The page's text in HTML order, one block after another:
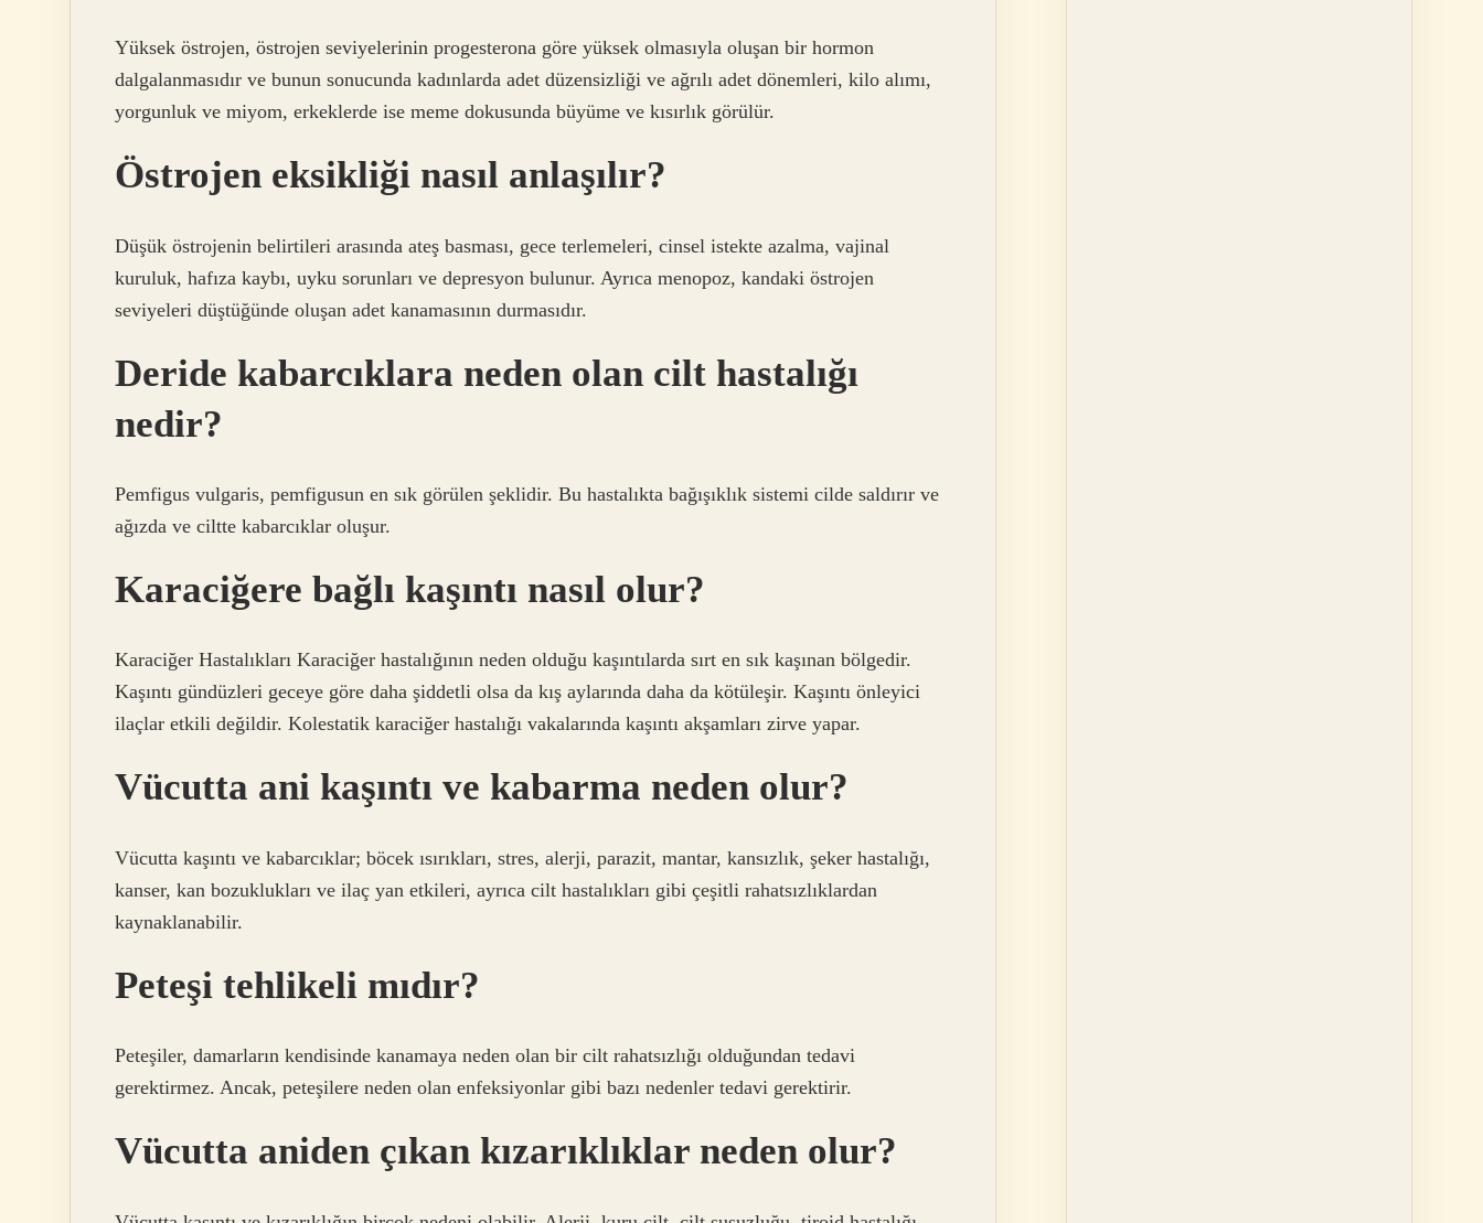
Yüksek östrojen, östrojen seviyelerinin progesterona göre yüksek olmasıyla oluşan bir hormon
dalgalanmasıdır ve bunun sonucunda kadınlarda adet düzensizliği ve ağrılı adet dönemleri, kilo alımı,
yorgunluk ve miyom, erkeklerde ise meme dokusunda büyüme ve kısırlık görülür.
Östrojen eksikliği nasıl anlaşılır?
Düşük östrojenin belirtileri arasında ateş basması, gece terlemeleri, cinsel istekte azalma, vajinal
kuruluk, hafıza kaybı, uyku sorunları ve depresyon bulunur. Ayrıca menopoz, kandaki östrojen
seviyeleri düştüğünde oluşan adet kanamasının durmasıdır.
Deride kabarcıklara neden olan cilt hastalığı
nedir?
Pemfigus vulgaris, pemfigusun en sık görülen şeklidir. Bu hastalıkta bağışıklık sistemi cilde saldırır ve
ağızda ve ciltte kabarcıklar oluşur.
Karaciğere bağlı kaşıntı nasıl olur?
Karaciğer Hastalıkları Karaciğer hastalığının neden olduğu kaşıntılarda sırt en sık kaşınan bölgedir.
Kaşıntı gündüzleri geceye göre daha şiddetli olsa da kış aylarında daha da kötüleşir. Kaşıntı önleyici
ilaçlar etkili değildir. Kolestatik karaciğer hastalığı vakalarında kaşıntı akşamları zirve yapar.
Vücutta ani kaşıntı ve kabarma neden olur?
Vücutta kaşıntı ve kabarcıklar; böcek ısırıkları, stres, alerji, parazit, mantar, kansızlık, şeker hastalığı,
kanser, kan bozuklukları ve ilaç yan etkileri, ayrıca cilt hastalıkları gibi çeşitli rahatsızlıklardan
kaynaklanabilir.
Peteşi tehlikeli mıdır?
Peteşiler, damarların kendisinde kanamaya neden olan bir cilt rahatsızlığı olduğundan tedavi
gerektirmez. Ancak, peteşilere neden olan enfeksiyonlar gibi bazı nedenler tedavi gerektirir.
Vücutta aniden çıkan kızarıklıklar neden olur?